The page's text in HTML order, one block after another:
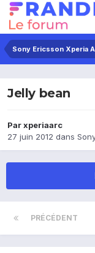
Sony Ericsson Xperia
Jelly bean
Parxperiaarc
27 juin 2012 dans
PRÉCÉDENT